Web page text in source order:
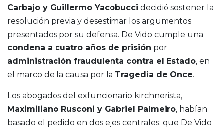
Carbajo y Guillermo Yacobucci decidió sostener la
resolución previa y desestimar los argumentos
presentados por su defensa. De Vido cumple una
condena a cuatro años de prisión por
administración fraudulenta contra el Estado, en
el marco de la causa por la Tragedia de Once.
Los abogados del exfuncionario kirchnerista,
Maximiliano Rusconi y Gabriel Palmeiro, habían
basado el pedido en dos ejes centrales: que De Vido